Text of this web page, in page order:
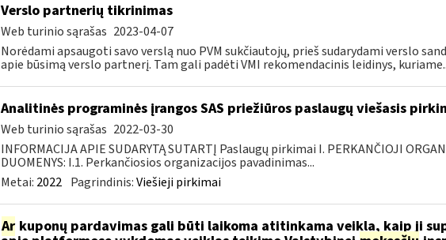
Verslo partnerių tikrinimas
Web turinio sąrašas 2023-04-07
Norėdami apsaugoti savo verslą nuo PVM sukčiautojų, prieš sudarydami verslo
apie būsimą verslo partnerį. Tam gali padėti VMI rekomendacinis leidinys,
Analitinės programinės įrangos SAS priežiūros paslaugų viešasis
Web turinio sąrašas 2022-03-30
INFORMACIJA APIE SUDARYTĄ SUTARTĮ Paslaugų pirkimai I. PERKANČIOJI
DUOMENYS: I.1. Perkančiosios organizacijos pavadinimas...
Metai: 2022 Pagrindinis:Viešieji pirkimai
Arkuponų pardavimas gali būti laikoma atitinkama veikla, kaip ji